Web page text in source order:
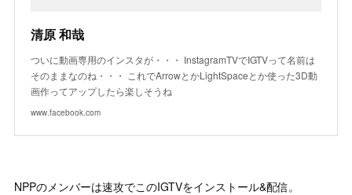
清原 和哉
ついに動画専用のインスタが・・・ InstagramTVでIGTVって名前は
そのままなのね・・・ これでArrowとかLightSpaceとか使った3D動
画作ってアップしたら楽しそうね
www.facebook.com
NPPのメンバーは速攻でこのIGTVをインストール&配信。